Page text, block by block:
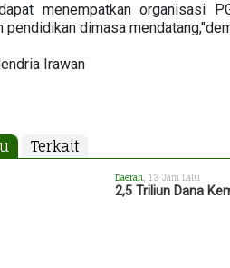
menempatkan organisasi
pendidikan dimasa
Irawan
Terkait
Daerah , 13 Jam Lalu
2,5 Triliun Dana